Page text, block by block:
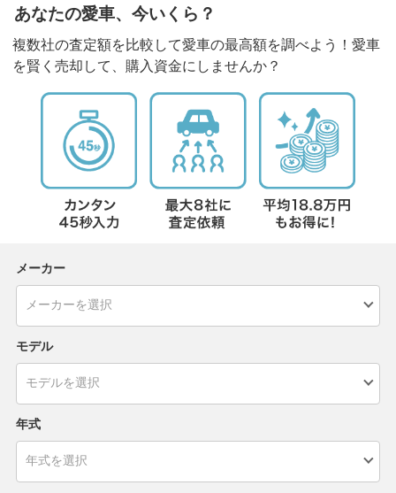
あなたの愛車、今いくら？
複数社の査定額を比較して愛車の最高額を調べよう！愛車
を賢く売却して、購入資金にしませんか？
メーカー
モデル
年式